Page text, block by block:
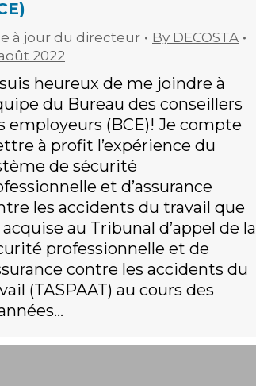
à jour du directeur By DECOSTA
2022
heureux de me joindre à
du Bureau des conseillers
employeurs (BCE)! Je compte
à profit l’expérience du
de sécurité
et d’assurance
les accidents du travail que
acquise au Tribunal d’appel de la
professionnelle et de
contre les accidents du
(TASPAAT) au cours des